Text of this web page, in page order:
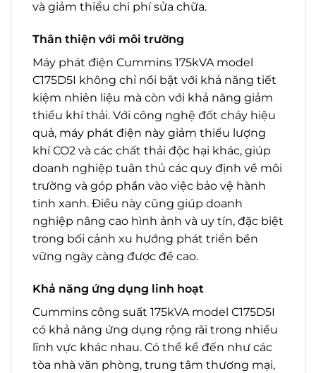
và giảm thiểu chi phí sửa chữa.
Thân thiện với môi trường
Máy phát điện Cummins 175kVA model
C175D5I không chỉ nổi bật với khả năng tiết
kiệm nhiên liệu mà còn với khả năng giảm
thiểu khí thải. Với công nghệ đốt cháy hiệu
quả, máy phát điện này giảm thiểu lượng
khí CO2 và các chất thải độc hại khác, giúp
doanh nghiệp tuân thủ các quy định về môi
trường và góp phần vào việc bảo vệ hành
tinh xanh. Điều này cũng giúp doanh
nghiệp nâng cao hình ảnh và uy tín, đặc biệt
trong bối cảnh xu hướng phát triển bền
vững ngày càng được đề cao.
Khả năng ứng dụng linh hoạt
Cummins công suất 175kVA model C175D5I
có khả năng ứng dụng rộng rãi trong nhiều
lĩnh vực khác nhau. Có thể kể đến như các
tòa nhà văn phòng, trung tâm thương mại,